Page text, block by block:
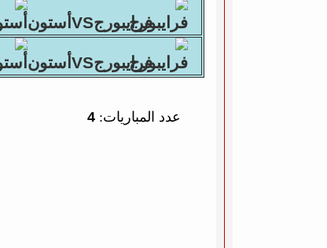
فرايبورجVSأستون
فرايبورجVSأستون
عدد المباريات: 4